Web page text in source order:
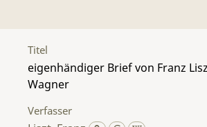
Titel
eigenhändiger Brief von Franz
Wagner
Verfasser